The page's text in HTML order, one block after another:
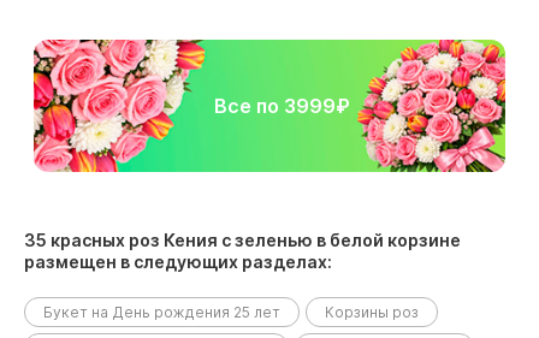
Все по 3999₽
35 красных роз Кения с зеленью в белой корзине
размещен в следующих разделах:
Букет на День рождения 25 лет
Корзины роз